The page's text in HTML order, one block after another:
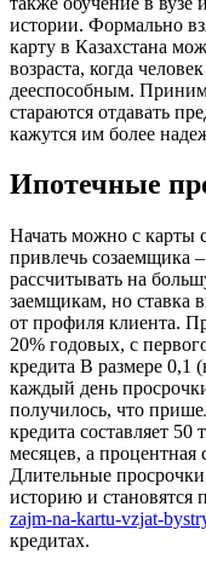
истории. Формально
карту в Казахстана
возраста, когда
дееспособным.
стараются отдавать
кажутся им более
Ипотечные
Начать можно с карты
привлечь созаемщика
рассчитывать на
заемщикам, но ставка
от профиля клиента.
20% годовых, с
кредита В размере 0,1
каждый день
получилось, что
кредита составляет 50
месяцев, а процентная
Длительные
историю и становятся
zajm-na-kartu-vzjat-
кредитах.